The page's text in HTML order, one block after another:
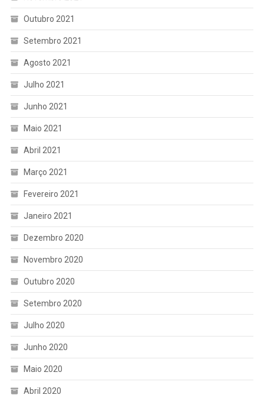
Outubro 2021
Setembro 2021
Agosto 2021
Julho 2021
Junho 2021
Maio 2021
Abril 2021
Março 2021
Fevereiro 2021
Janeiro 2021
Dezembro 2020
Novembro 2020
Outubro 2020
Setembro 2020
Julho 2020
Junho 2020
Maio 2020
Abril 2020